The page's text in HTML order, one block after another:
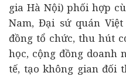
gia Hà Nội) phối hợp
Nam, Đại sứ quán
đồng tổ chức, thu hút
học, cộng đồng doanh
tế, tạo không gian đối